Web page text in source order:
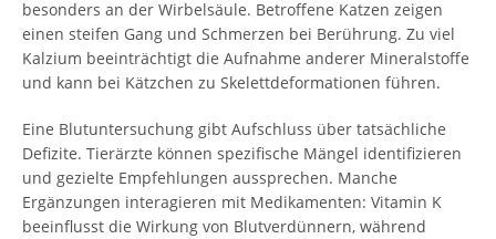
besonders an der Wirbelsäule. Betroffene Katzen zeigen
einen steifen Gang und Schmerzen bei Berührung. Zu viel
Kalzium beeinträchtigt die Aufnahme anderer Mineralstoffe
und kann bei Kätzchen zu Skelettdeformationen führen.
Eine Blutuntersuchung gibt Aufschluss über tatsächliche
Defizite. Tierärzte können spezifische Mängel identifizieren
und gezielte Empfehlungen aussprechen. Manche
Ergänzungen interagieren mit Medikamenten: Vitamin K
beeinflusst die Wirkung von Blutverdünnern, während